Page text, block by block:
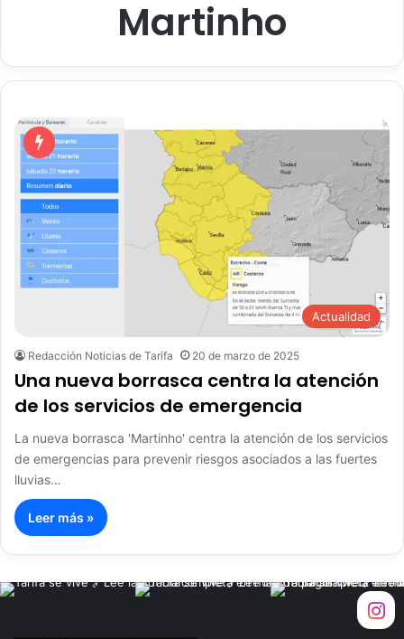
Martinho
Actualidad
Redacción Noticias de Tarifa 20 de marzo de 2025
Una nueva borrasca centra la atención
de los servicios de emergencia
La nueva borrasca 'Martinho' centra la atención de los servicios
de emergencias para prevenir riesgos asociados a las fuertes
lluvias…
Leer más »